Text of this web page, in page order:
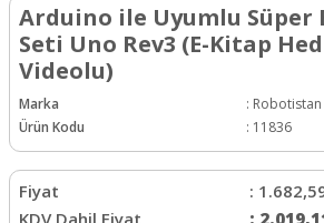
Arduino ile Uyumlu Süper
Seti Uno Rev3 (E-Kitap
Videolu)
Marka : Robotistan
Ürün Kodu
: 11836
Fiyat :
KDV Dahil Fiyat
: